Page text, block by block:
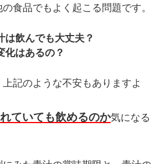
食品でもよく起こる問題です。
は飲んでも大丈夫？
化はあるの？
記のような不安もありますよ
ていても飲めるのか気になる